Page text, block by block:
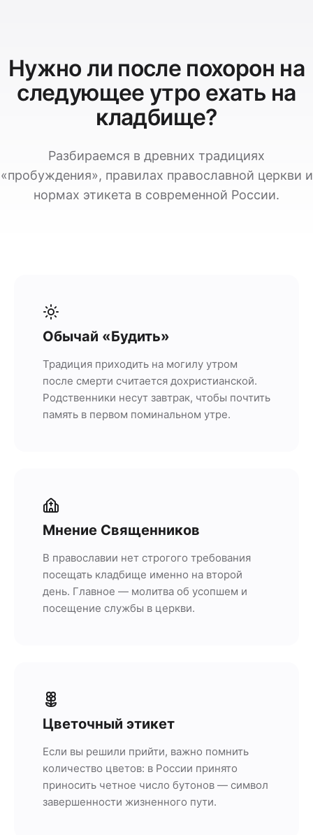
Нужно ли после похорон на
следующее утро ехать на
кладбище?
Разбираемся в древних традициях
«пробуждения», правилах православной церкви и
нормах этикета в современной России.
Обычай «Будить»
Традиция приходить на могилу утром
после смерти считается дохристианской.
Родственники несут завтрак, чтобы почтить
память в первом поминальном утре.
Мнение Священников
В православии нет строгого требования
посещать кладбище именно на второй
день. Главное — молитва об усопшем и
посещение службы в церкви.
Цветочный этикет
Если вы решили прийти, важно помнить
количество цветов: в России принято
приносить четное число бутонов — символ
завершенности жизненного пути.